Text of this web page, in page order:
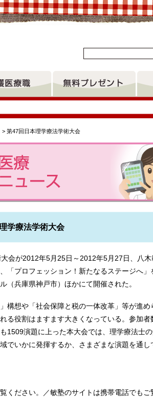
都立看護専門学校 武生看護専門学校 藤
専門学校 イムス横浜国際看護学校 たま
門学校 大阪府病院協会看護専門学校 浦
尾道市医師会看護専門学校 熊本駅前リ
看護学校 鴻巣准看護学校 東部看護専
> 第47回日本理学療法学術大会
学療法学術大会
会が2012年5月25日～2012年5月27日、八
「プロフェッション！新たなるステージへ」
（兵庫県神戸市）ほかにて開催された。
構想や「社会保障と税の一体改革」等が進
る役割はますます大きくなっている。参加者
1509演題に上った本大会では、理学療法士
でいかに発揮するか、さまざまな演題を通し
ください。／敏塾のサイトは携帯電話でもご